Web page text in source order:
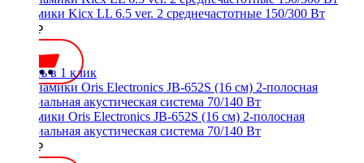
Динамики Kicx LL 6.5 ver. 2 среднечастотные 150/300 Вт
3000 ₽
Купить в 1 клик
Динамики Oris Electronics JB-652S (16 см) 2-полосная
коаксиальная акустическая система 70/140 Вт
5800 ₽